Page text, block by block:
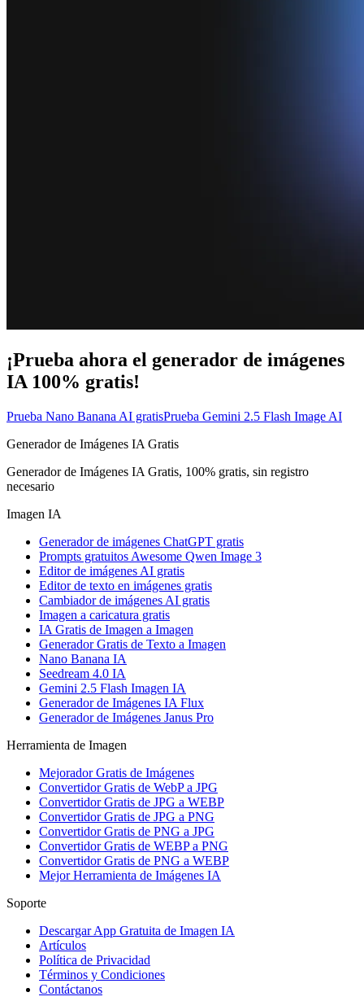
¡Prueba ahora el generador de imágenes
IA 100% gratis!
Prueba Nano Banana AI gratisPrueba Gemini 2.5 Flash Image AI
Generador de Imágenes IA Gratis
Generador de Imágenes IA Gratis, 100% gratis, sin registro
necesario
Imagen IA
Generador de imágenes ChatGPT gratis
Prompts gratuitos Awesome Qwen Image 3
Editor de imágenes AI gratis
Editor de texto en imágenes gratis
Cambiador de imágenes AI gratis
Imagen a caricatura gratis
IA Gratis de Imagen a Imagen
Generador Gratis de Texto a Imagen
Nano Banana IA
Seedream 4.0 IA
Gemini 2.5 Flash Imagen IA
Generador de Imágenes IA Flux
Generador de Imágenes Janus Pro
Herramienta de Imagen
Mejorador Gratis de Imágenes
Convertidor Gratis de WebP a JPG
Convertidor Gratis de JPG a WEBP
Convertidor Gratis de JPG a PNG
Convertidor Gratis de PNG a JPG
Convertidor Gratis de WEBP a PNG
Convertidor Gratis de PNG a WEBP
Mejor Herramienta de Imágenes IA
Soporte
Descargar App Gratuita de Imagen IA
Artículos
Política de Privacidad
Términos y Condiciones
Contáctanos